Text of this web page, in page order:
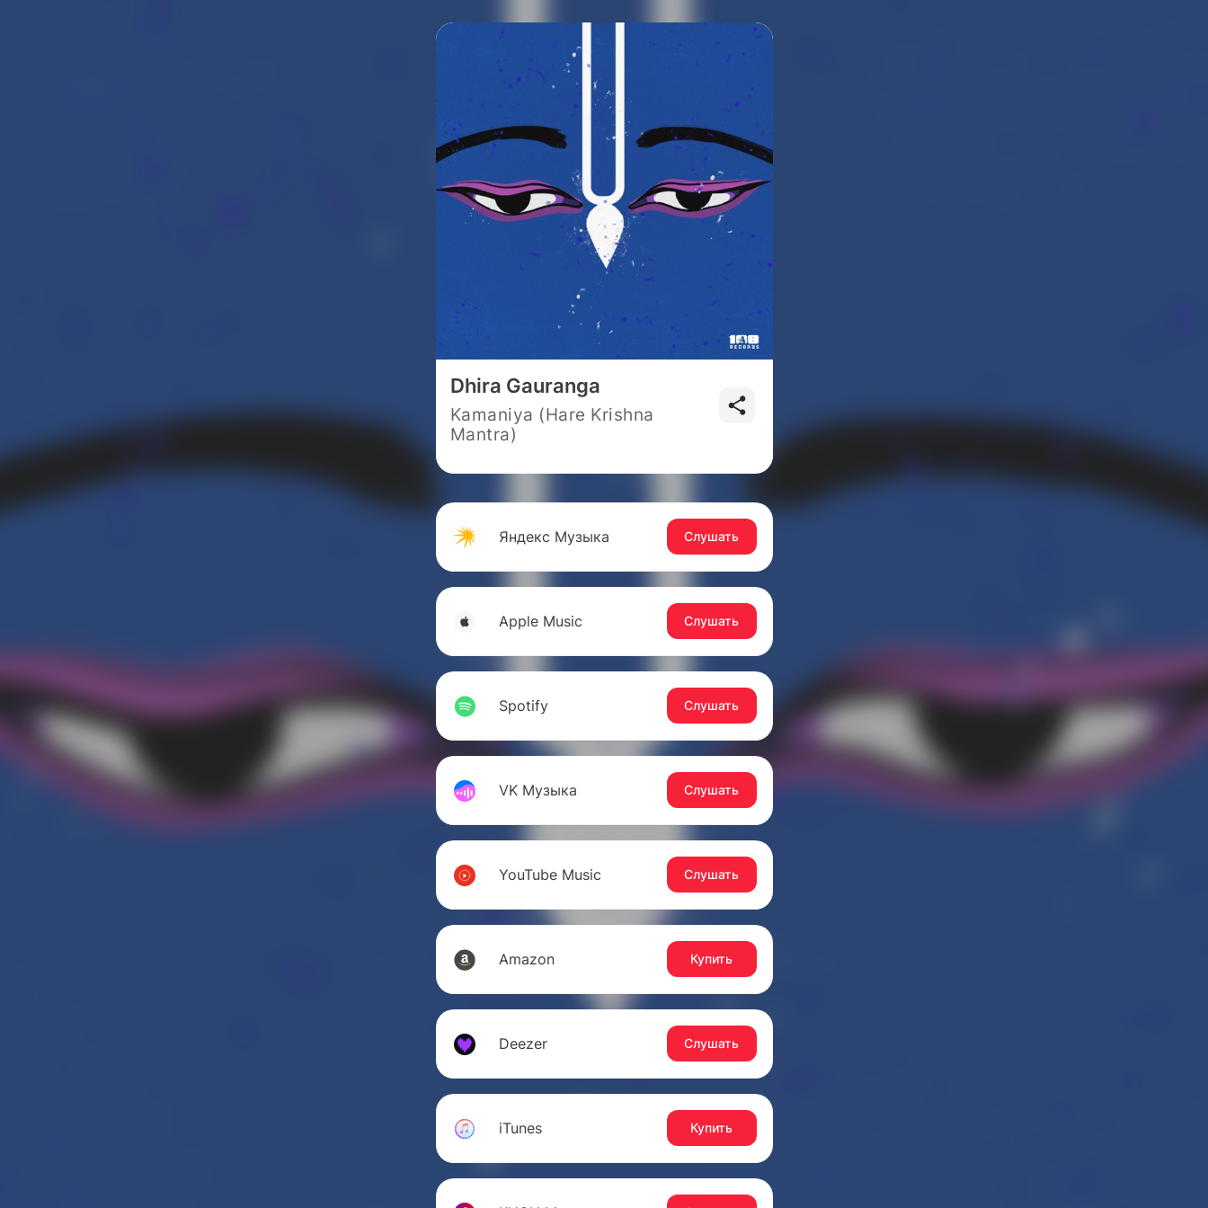
Dhira Gauranga
Kamaniya (Hare Krishna
Mantra)
Яндекс Музыка Слушать
Apple Music Слушать
Spotify Слушать
VK Музыка Слушать
YouTube Music Слушать
Amazon Купить
Deezer Слушать
iTunes Купить